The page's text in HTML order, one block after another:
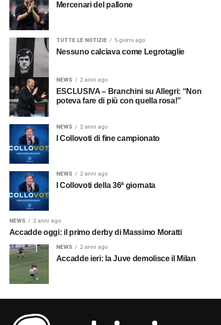
Mercenari del pallone
TUTTE LE NOTIZIE 5 giorni ago
Nessuno calciava come Legrotaglie
NEWS 2 anni ago
ESCLUSIVA – Branchini su Allegri: “Non
poteva fare di più con quella rosa!”
NEWS 2 anni ago
I Collovoti di fine campionato
NEWS 2 anni ago
I Collovoti della 36ª giornata
NEWS 2 anni ago
Accadde oggi: il primo derby di Massimo Moratti
NEWS 2 anni ago
Accadde ieri: la Juve demolisce il Milan